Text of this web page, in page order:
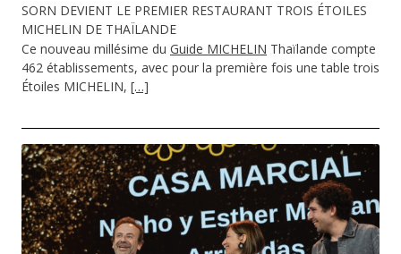
SORN DEVIENT LE PREMIER RESTAURANT TROIS ÉTOILES
MICHELIN DE THAÏLANDE
Ce nouveau millésime du Guide MICHELIN Thaïlande compte
462 établissements, avec pour la première fois une table trois
Étoiles MICHELIN, […]